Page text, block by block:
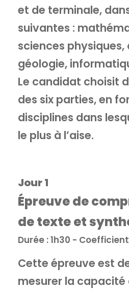
et de terminale,
suivantes :
sciences physiques,
géologie,
Le candidat choisit
des six parties, en
disciplines dans
le plus à l’aise.
Jour 1
Épreuve de
de texte et
Durée : 1h30 -
Cette épreuve est
mesurer la